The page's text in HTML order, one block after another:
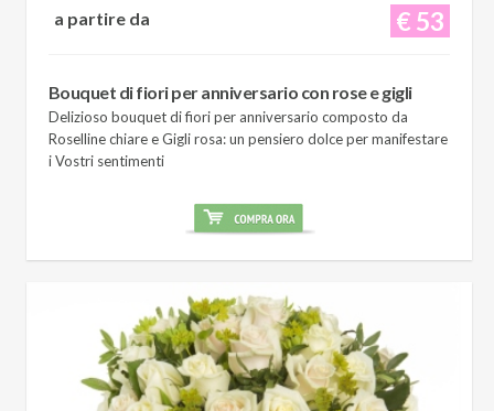
€ 53
a partire da
Bouquet di fiori per anniversario con rose e gigli
Delizioso bouquet di fiori per anniversario composto da
Roselline chiare e Gigli rosa: un pensiero dolce per manifestare
i Vostri sentimenti